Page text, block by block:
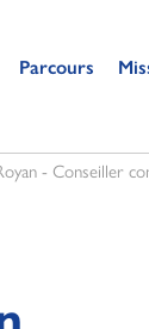
Parcours
- Conseiller